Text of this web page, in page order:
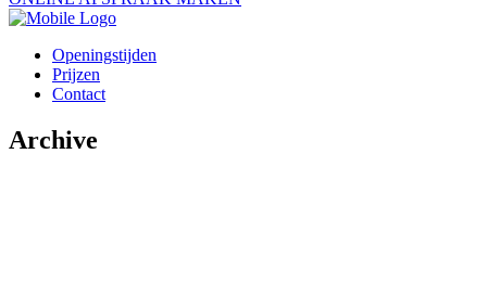
Openingstijden
Prijzen
Contact
Archive